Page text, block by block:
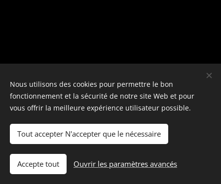
© photostylist.it- 2026 All rights reserved
Italiano
Français English
Nous utilisons des cookies pour permettre le bon
fonctionnement et la sécurité de notre site Web et pour
vous offrir la meilleure expérience utilisateur possible.
Tout accepter N'accepter que le nécessaire
Accepte tout Ouvrir les paramètres avancés